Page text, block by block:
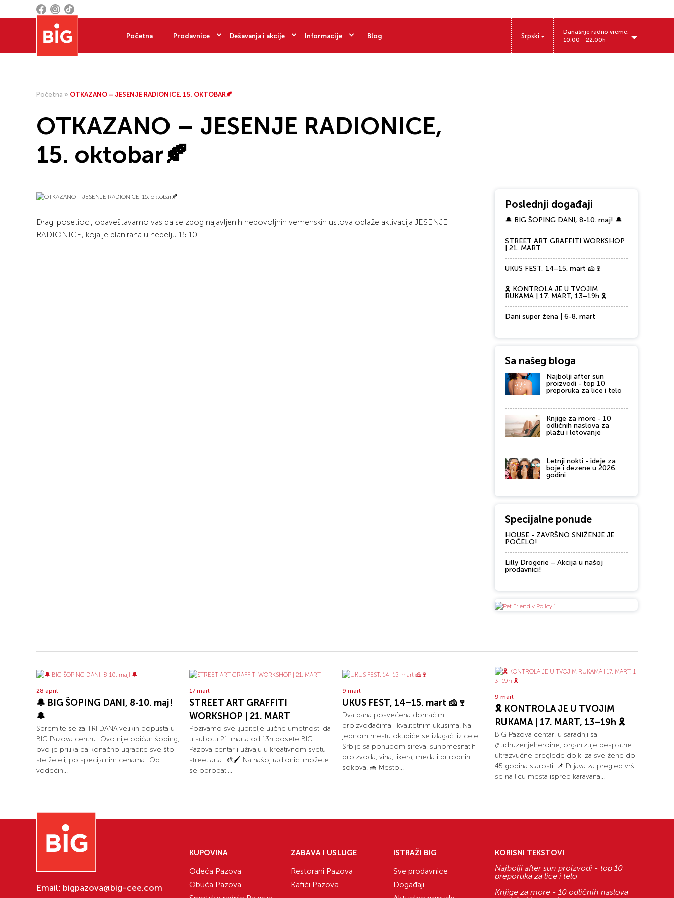
Početna Prodavnice Dešavanja i akcije Informacije Blog Srpski
Današnje radno vreme:
10:00 - 22:00h
Početna » OTKAZANO – JESENJE RADIONICE, 15. OKTOBAR🍂
OTKAZANO – JESENJE RADIONICE,
15. oktobar🍂
Dragi posetioci, obaveštavamo vas da se zbog najavljenih nepovoljnih vemenskih uslova odlaže aktivacija JESENJE
RADIONICE, koja je planirana u nedelju 15.10.
Poslednji događaji
🔔 BIG ŠOPING DANI, 8-10. maj! 🔔
STREET ART GRAFFITI WORKSHOP
| 21. MART
UKUS FEST, 14–15. mart 🧀🍷
🎗️ KONTROLA JE U TVOJIM
RUKAMA | 17. MART, 13–19h 🎗️
Dani super žena | 6-8. mart
Sa našeg bloga
Najbolji after sun
proizvodi - top 10
preporuka za lice i telo
Knjige za more - 10
odličnih naslova za
plažu i letovanje
Letnji nokti - ideje za
boje i dezene u 2026.
godini
Specijalne ponude
HOUSE - ZAVRŠNO SNIŽENJE JE
POČELO!
Lilly Drogerie – Akcija u našoj
prodavnici!
28 april
🔔 BIG ŠOPING DANI, 8-10. maj!
🔔
Spremite se za TRI DANA velikih popusta u
BIG Pazova centru! Ovo nije običan šoping,
ovo je prilika da konačno ugrabite sve što
ste želeli, po specijalnim cenama! Od
vodećih...
17 mart
STREET ART GRAFFITI
WORKSHOP | 21. MART
Pozivamo sve ljubitelje ulične umetnosti da
u subotu 21. marta od 13h posete BIG
Pazova centar i uživaju u kreativnom svetu
street arta! 🎨🖌️ Na našoj radionici možete
se oprobati...
9 mart
UKUS FEST, 14–15. mart 🧀🍷
Dva dana posvećena domaćim
proizvođačima i kvalitetnim ukusima. Na
jednom mestu okupiće se izlagači iz cele
Srbije sa ponudom sireva, suhomesnatih
proizvoda, vina, likera, meda i prirodnih
sokova. 🧺 Mesto...
9 mart
🎗️ KONTROLA JE U TVOJIM
RUKAMA | 17. MART, 13–19h 🎗️
BIG Pazova centar, u saradnji sa
@udruzenjeheroine, organizuje besplatne
ultrazvučne preglede dojki za sve žene do
45 godina starosti. 📌 Prijava za pregled vrši
se na licu mesta ispred karavana...
Email: bigpazova@big-cee.com
KUPOVINA
Odeća Pazova
Obuća Pazova
ZABAVA I USLUGE
Restorani Pazova
Kafići Pazova
ISTRAŽI BIG
Sve prodavnice
Događaji
KORISNI TEKSTOVI
Najbolji after sun proizvodi - top 10
preporuka za lice i telo
Knjige za more - 10 odličnih naslova